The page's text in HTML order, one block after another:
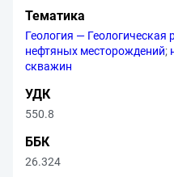
Тематика
Геология — Геологическая
нефтяных месторождений;
скважин
УДК
550.8
ББК
26.324